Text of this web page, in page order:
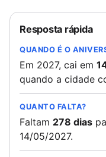
Resposta rápida
QUANDO É O
Em 2027, cai em
quando a cidade
QUANTO FALTA?
Faltam 278 dias
14/05/2027.